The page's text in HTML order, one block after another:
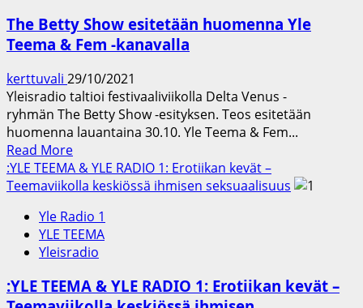
2022
The Betty Show esitetään huomenna Yle
Teema & Fem -kanavalla
kerttuvali 29/10/2021
Yleisradio taltioi festivaaliviikolla Delta Venus -
ryhmän The Betty Show -esityksen. Teos esitetään
huomenna lauantaina 30.10. Yle Teema & Fem...
Read MoreRead
more
about
Betty
Show
esitetään
Yle
:YLE TEEMA & YLE RADIO 1: Erotiikan kevät –
Teemaviikolla keskiössä ihmisen seksuaalisuus
Yle Radio 1
YLE TEEMA
Yleisradio
:YLE TEEMA & YLE RADIO 1: Erotiikan kevät –